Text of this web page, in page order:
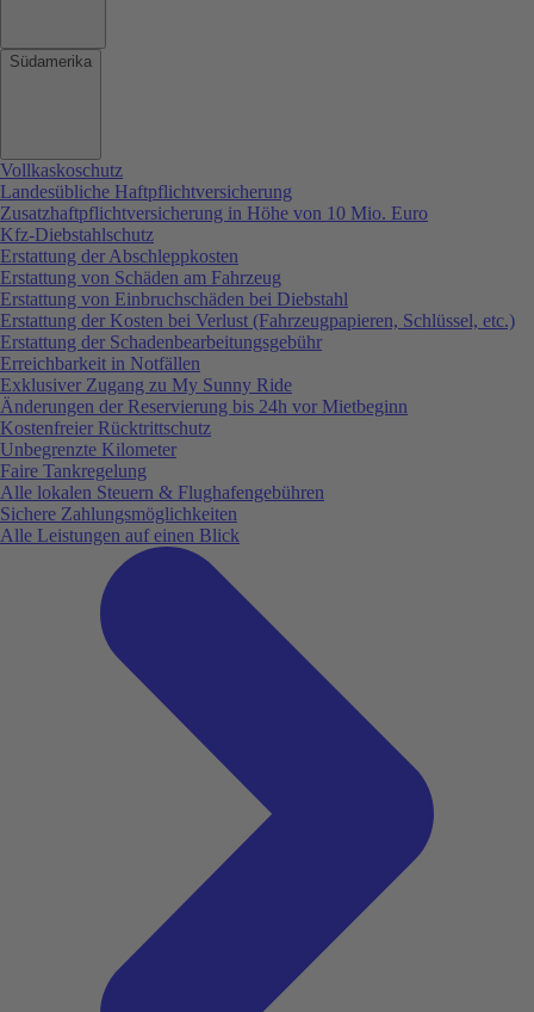
Südamerika
Vollkaskoschutz
Landesübliche Haftpflichtversicherung
Zusatzhaftpflichtversicherung in Höhe von 10 Mio. Euro
Kfz-Diebstahlschutz
Erstattung der Abschleppkosten
Erstattung von Schäden am Fahrzeug
Erstattung von Einbruchschäden bei Diebstahl
Erstattung der Kosten bei Verlust (Fahrzeugpapieren, Schlüssel, etc.)
Erstattung der Schadenbearbeitungsgebühr
Erreichbarkeit in Notfällen
Exklusiver Zugang zu My Sunny Ride
Änderungen der Reservierung bis 24h vor Mietbeginn
Kostenfreier Rücktrittschutz
Unbegrenzte Kilometer
Faire Tankregelung
Alle lokalen Steuern & Flughafengebühren
Sichere Zahlungsmöglichkeiten
Alle Leistungen auf einen Blick